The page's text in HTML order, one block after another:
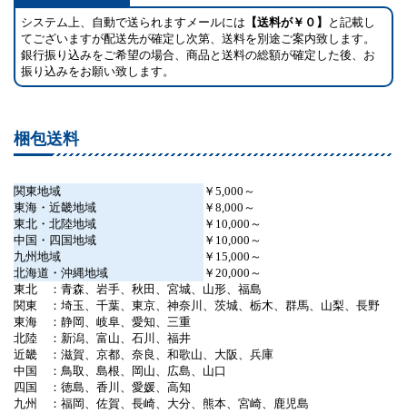
システム上、自動で送られますメールには 【送料が￥０】
と記載し
てございますが配送先が確定し次第、送料を別途ご案内致します。
銀行振り込みをご希望の場合、商品と送料の総額が確定した後、お
振り込みをお願い致します。
梱包送料
関東地域
￥5,000～
東海・近畿地域
￥8,000～
東北・北陸地域
￥10,000～
中国・四国地域
￥10,000～
九州地域
￥15,000～
北海道・沖縄地域
￥20,000～
東北 ：青森、岩手、秋田、宮城、山形、福島
関東 ：埼玉、千葉、東京、神奈川、茨城、栃木、群馬、山梨、長野
東海 ：静岡、岐阜、愛知、三重
北陸 ：新潟、富山、石川、福井
近畿 ：滋賀、京都、奈良、和歌山、大阪、兵庫
中国 ：鳥取、島根、岡山、広島、山口
四国 ：徳島、香川、愛媛、高知
九州 ：福岡、佐賀、長崎、大分、熊本、宮崎、鹿児島